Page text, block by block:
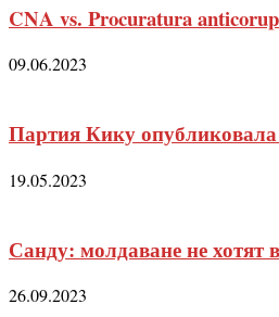
CNA vs. Procuratura
09.06.2023
Партия Кику
19.05.2023
Санду: молдаване не
26.09.2023